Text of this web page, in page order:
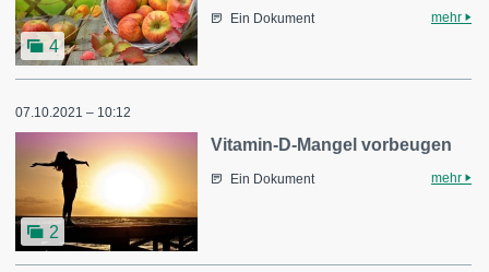
4
Ein Dokument mehr
07.10.2021 – 10:12
2
Vitamin-D-Mangel vorbeugen
Ein Dokument mehr